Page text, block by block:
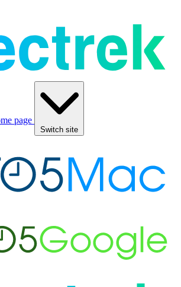
page
Switch site